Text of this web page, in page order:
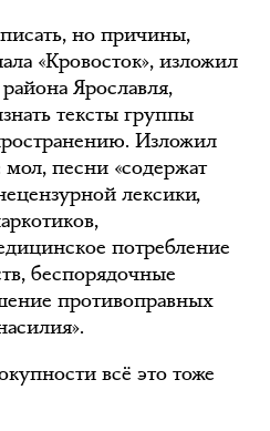
но причины,
«Кровосток», изложил
Ярославля,
тексты группы
Изложил
песни «содержат
лексики,
потребление
беспорядочные
противоправных
всё это тоже